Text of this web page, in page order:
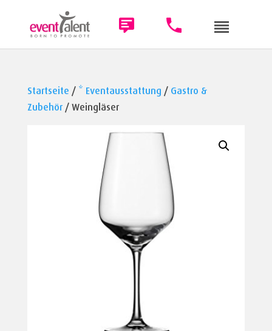
Startseite / * Eventausstattung / Gastro &
Zubehör/ Weingläser